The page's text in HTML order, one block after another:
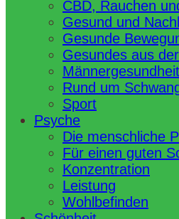
CBD, Rauchen
Gesund und
Gesunde
Gesundes aus
Männergesundheit
Rund um
Sport
Psyche
Die menschliche
Für einen guten
Konzentration
Leistung
Wohlbefinden